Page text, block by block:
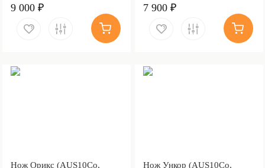
9 000 ₽ 7 900 ₽
Нож Орикс (AUS10Co, Нож Ункор (AUS10Co,